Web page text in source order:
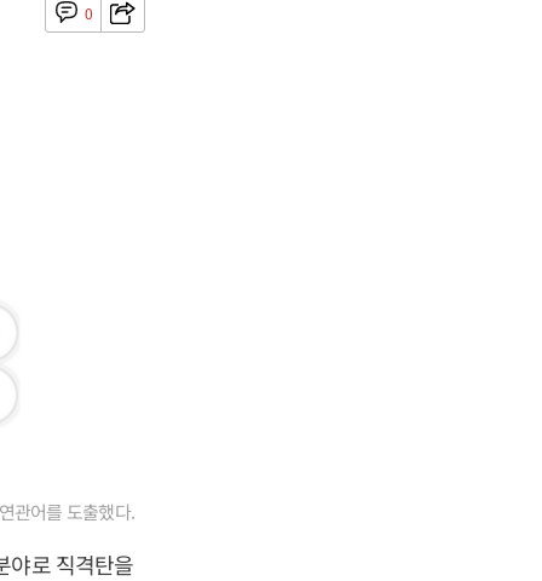
0
관어를 도출했다.
야로 직격탄을